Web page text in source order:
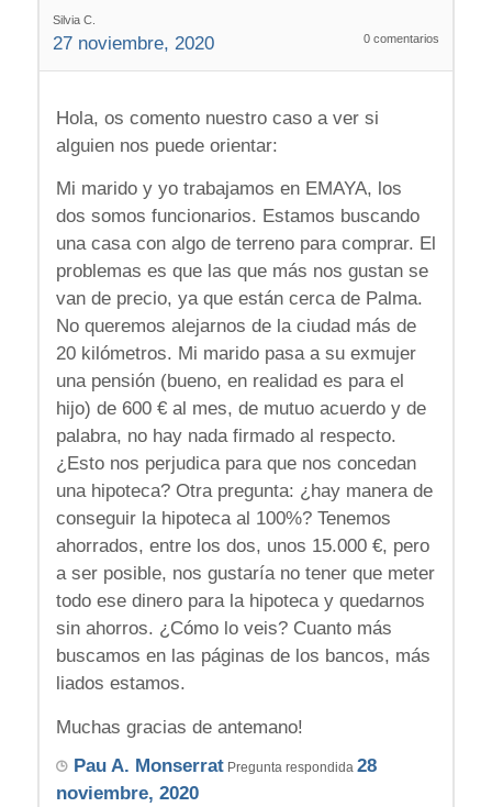
Silvia C.
27 noviembre, 2020 0 comentarios
Hola, os comento nuestro caso a ver si
alguien nos puede orientar:
Mi marido y yo trabajamos en EMAYA, los
dos somos funcionarios. Estamos buscando
una casa con algo de terreno para comprar. El
problemas es que las que más nos gustan se
van de precio, ya que están cerca de Palma.
No queremos alejarnos de la ciudad más de
20 kilómetros. Mi marido pasa a su exmujer
una pensión (bueno, en realidad es para el
hijo) de 600 € al mes, de mutuo acuerdo y de
palabra, no hay nada firmado al respecto.
¿Esto nos perjudica para que nos concedan
una hipoteca? Otra pregunta: ¿hay manera de
conseguir la hipoteca al 100%? Tenemos
ahorrados, entre los dos, unos 15.000 €, pero
a ser posible, nos gustaría no tener que meter
todo ese dinero para la hipoteca y quedarnos
sin ahorros. ¿Cómo lo veis? Cuanto más
buscamos en las páginas de los bancos, más
liados estamos.
Muchas gracias de antemano!
Pau A. MonserratPregunta respondida 28
noviembre, 2020